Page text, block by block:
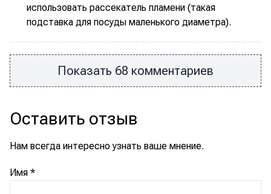
использовать рассекатель пламени (такая
подставка для посуды маленького диаметра).
Показать 68 комментариев
Оставить отзыв
Нам всегда интересно узнать ваше мнение.
Имя *